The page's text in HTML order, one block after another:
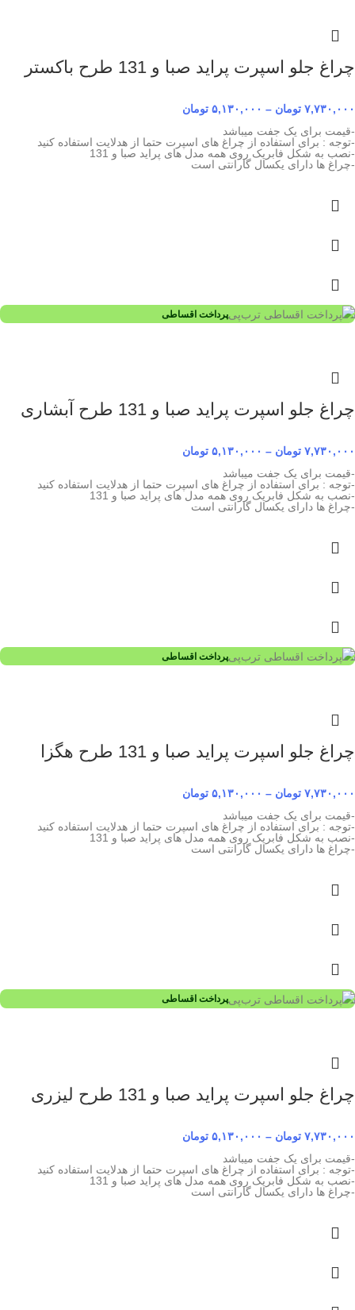
چراغ جلو اسپرت پراید صبا و 131 طرح باکستر
۷,۷۳۰,۰۰۰ تومان – ۵,۱۳۰,۰۰۰ تومان
-قیمت برای یک جفت میباشد
-توجه : برای استفاده از چراغ های اسپرت حتما از هدلایت استفاده کنید
-نصب به شکل فابریک روی همه مدل های پراید صبا و 131
-چراغ ها دارای یکسال گارانتی است
پرداخت اقساطی
چراغ جلو اسپرت پراید صبا و 131 طرح آبشاری
۷,۷۳۰,۰۰۰ تومان – ۵,۱۳۰,۰۰۰ تومان
-قیمت برای یک جفت میباشد
-توجه : برای استفاده از چراغ های اسپرت حتما از هدلایت استفاده کنید
-نصب به شکل فابریک روی همه مدل های پراید صبا و 131
-چراغ ها دارای یکسال گارانتی است
پرداخت اقساطی
چراغ جلو اسپرت پراید صبا و 131 طرح هگزا
۷,۷۳۰,۰۰۰ تومان – ۵,۱۳۰,۰۰۰ تومان
-قیمت برای یک جفت میباشد
-توجه : برای استفاده از چراغ های اسپرت حتما از هدلایت استفاده کنید
-نصب به شکل فابریک روی همه مدل های پراید صبا و 131
-چراغ ها دارای یکسال گارانتی است
پرداخت اقساطی
چراغ جلو اسپرت پراید صبا و 131 طرح لیزری
۷,۷۳۰,۰۰۰ تومان – ۵,۱۳۰,۰۰۰ تومان
-قیمت برای یک جفت میباشد
-توجه : برای استفاده از چراغ های اسپرت حتما از هدلایت استفاده کنید
-نصب به شکل فابریک روی همه مدل های پراید صبا و 131
-چراغ ها دارای یکسال گارانتی است